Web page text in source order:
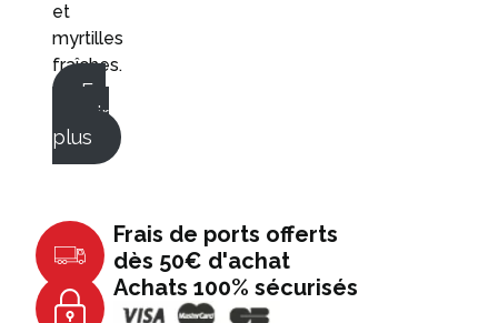
et
myrtilles
fraîches.
En
savoir
plus
Frais de ports offerts
dès 50€ d'achat
Achats 100% sécurisés